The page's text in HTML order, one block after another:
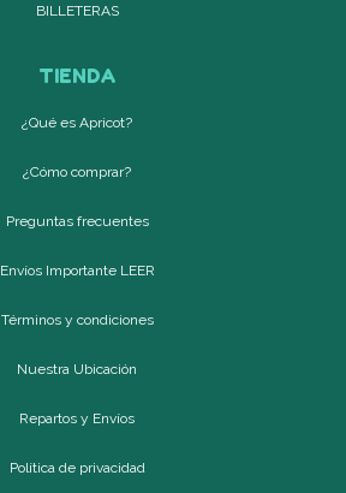
BILLETERAS
TIENDA
¿Qué es Apricot?
¿Cómo comprar?
Preguntas frecuentes
Envíos Importante LEER
Términos y condiciones
Nuestra Ubicación
Repartos y Envíos
Política de privacidad